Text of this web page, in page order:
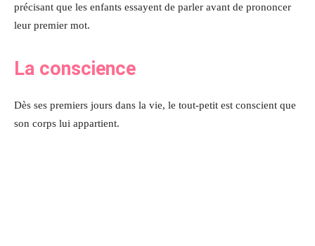
précisant que les enfants essayent de parler avant de prononcer
leur premier mot.
La conscience
Dès ses premiers jours dans la vie, le tout-petit est conscient que
son corps lui appartient.